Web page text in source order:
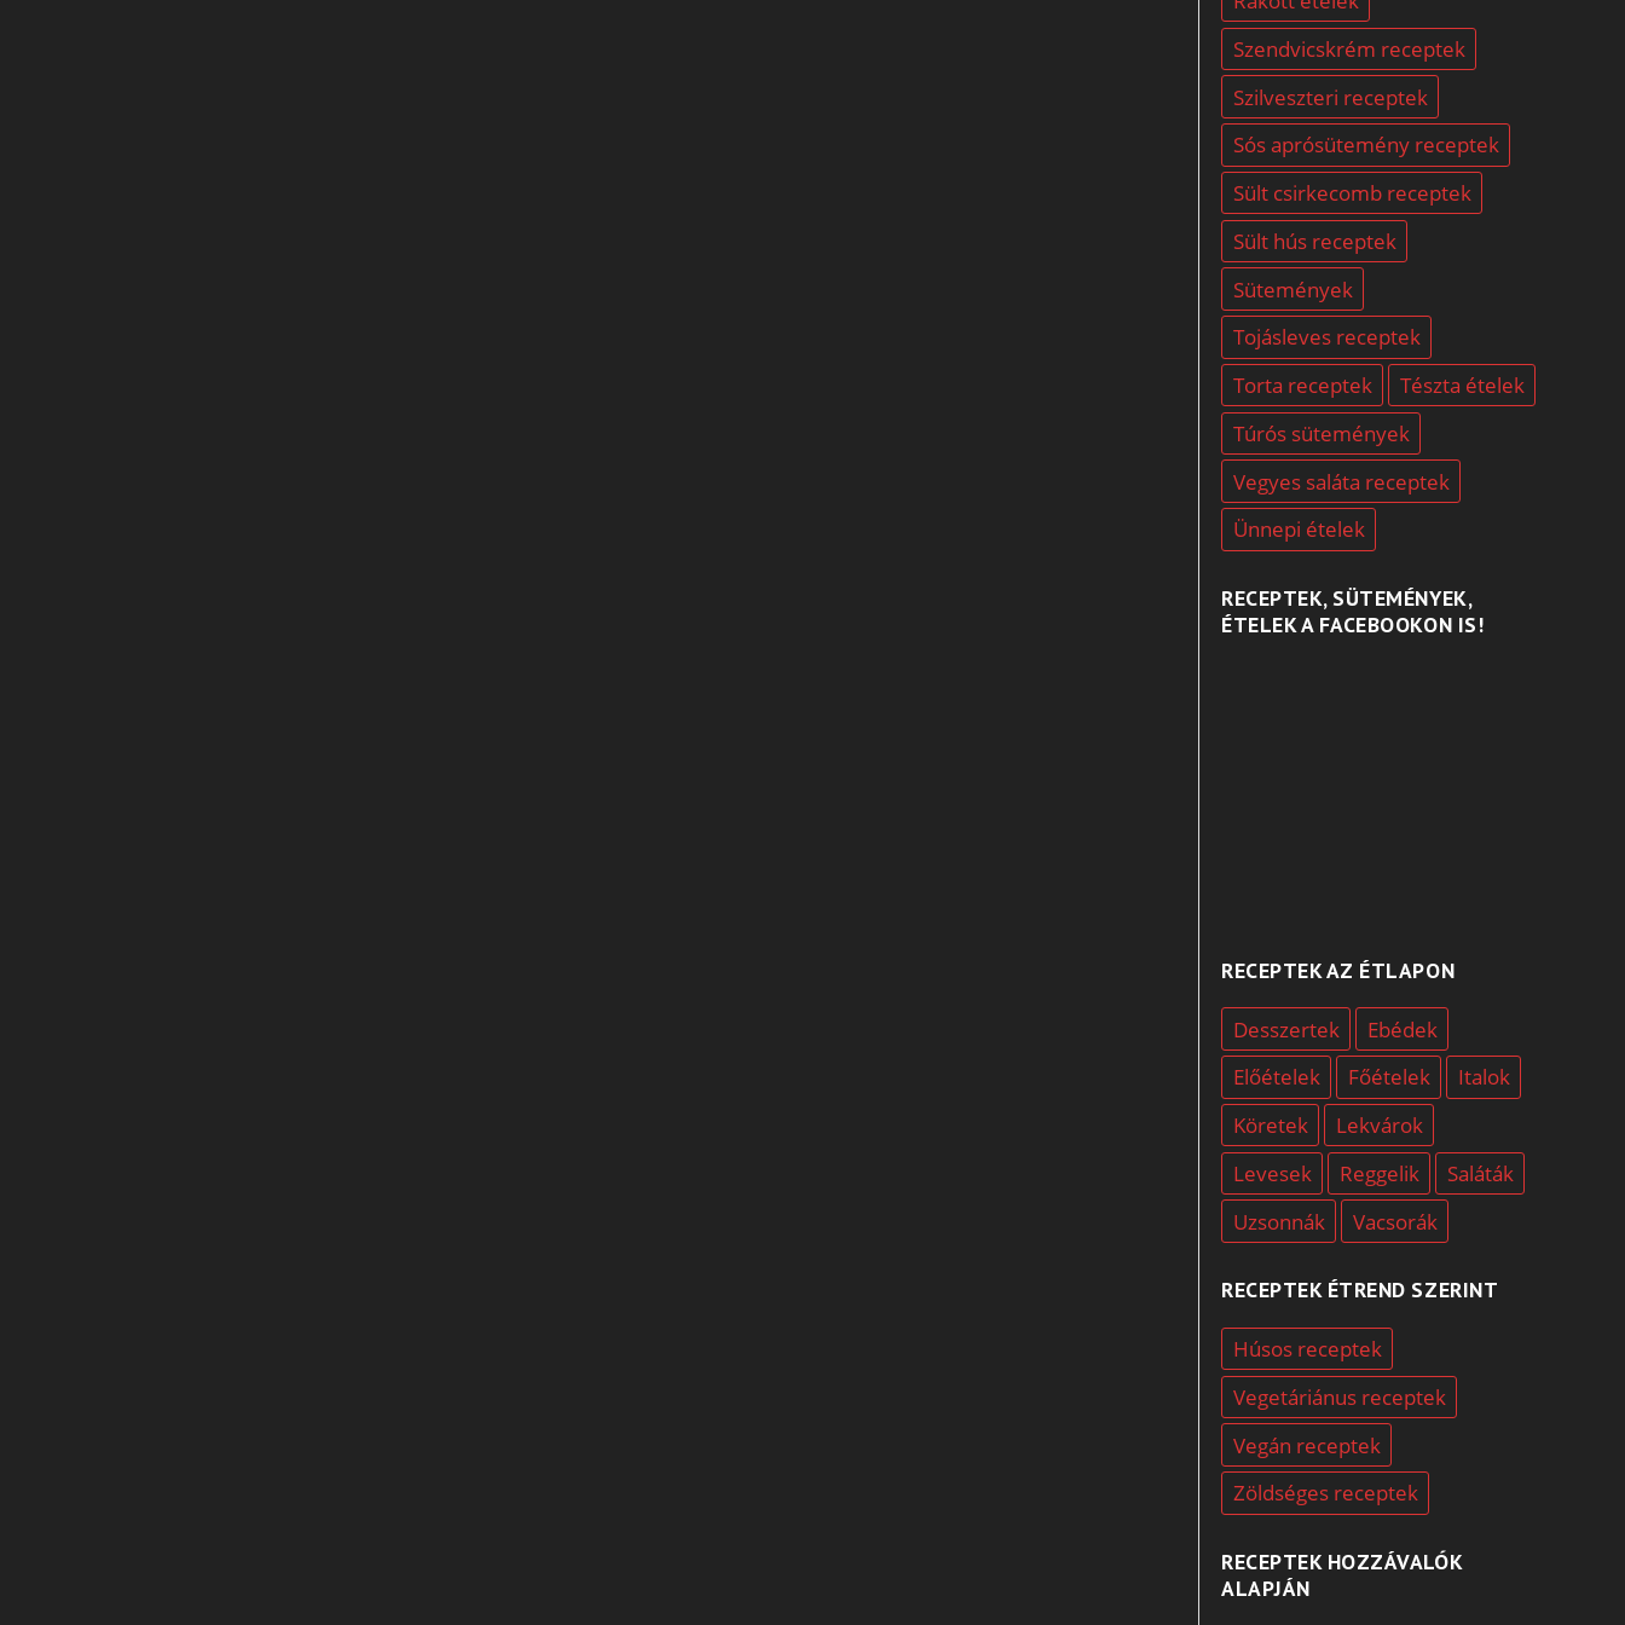
Szendvicskrém receptek
Szilveszteri receptek
Sós aprósütemény receptek
Sült csirkecomb receptek
Sült hús receptek
Sütemények
Tojásleves receptek
Torta receptek
Tészta ételek
Túrós sütemények
Vegyes saláta receptek
Ünnepi ételek
RECEPTEK, SÜTEMÉNYEK,
ÉTELEK A FACEBOOKON IS!
RECEPTEK AZ ÉTLAPON
Desszertek
Ebédek
Előételek
Főételek
Italok
Köretek
Lekvárok
Levesek
Reggelik
Saláták
Uzsonnák
Vacsorák
RECEPTEK ÉTREND SZERINT
Húsos receptek
Vegetáriánus receptek
Vegán receptek
Zöldséges receptek
RECEPTEK HOZZÁVALÓK
ALAPJÁN